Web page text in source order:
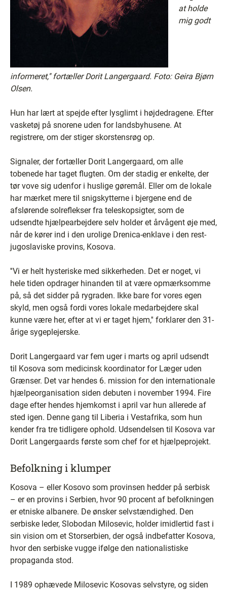
at holde
mig godt
informeret,'' fortæller Dorit Langergaard. Foto: Geira Bjørn
Olsen.
Hun har lært at spejde efter lysglimt i højdedragene. Efter
vasketøj på snorene uden for landsbyhusene. At
registrere, om der stiger skorstensrøg op.
Signaler, der fortæller Dorit Langergaard, om alle
tobenede har taget flugten. Om der stadig er enkelte, der
tør vove sig udenfor i huslige gøremål. Eller om de lokale
har mærket mere til snigskytterne i bjergene end de
afslørende solreflekser fra teleskopsigter, som de
udsendte hjælpearbejdere selv holder et årvågent øje med,
når de kører ind i den urolige Drenica-enklave i den rest-
jugoslaviske provins, Kosova.
''Vi er helt hysteriske med sikkerheden. Det er noget, vi
hele tiden opdrager hinanden til at være opmærksomme
på, så det sidder på rygraden. Ikke bare for vores egen
skyld, men også fordi vores lokale medarbejdere skal
kunne være her, efter at vi er taget hjem,'' forklarer den 31-
årige sygeplejerske.
Dorit Langergaard var fem uger i marts og april udsendt
til Kosova som medicinsk koordinator for Læger uden
Grænser. Det var hendes 6. mission for den internationale
hjælpeorganisation siden debuten i november 1994. Fire
dage efter hendes hjemkomst i april var hun allerede af
sted igen. Denne gang til Liberia i Vestafrika, som hun
kender fra tre tidligere ophold. Udsendelsen til Kosova var
Dorit Langergaards første som chef for et hjælpeprojekt.
Befolkning i klumper
Kosova – eller Kosovo som provinsen hedder på serbisk
– er en provins i Serbien, hvor 90 procent af befolkningen
er etniske albanere. De ønsker selvstændighed. Den
serbiske leder, Slobodan Milosevic, holder imidlertid fast i
sin vision om et Storserbien, der også indbefatter Kosova,
hvor den serbiske vugge ifølge den nationalistiske
propaganda stod.
I 1989 ophævede Milosevic Kosovas selvstyre, og siden